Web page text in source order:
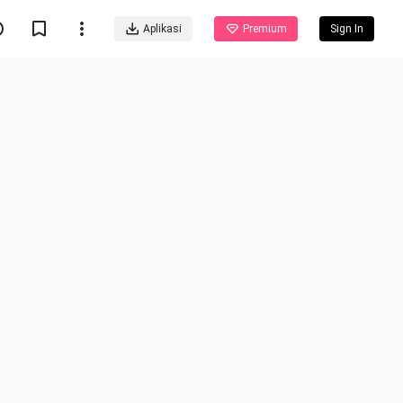
Aplikasi Premium Sign In